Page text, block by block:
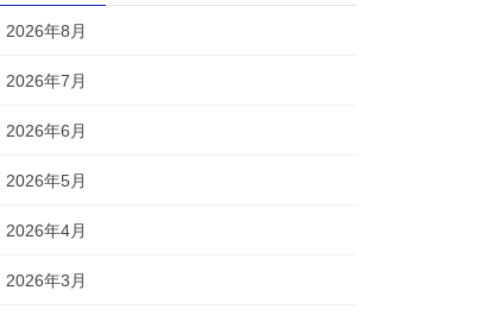
2026年8月
2026年7月
2026年6月
2026年5月
2026年4月
2026年3月